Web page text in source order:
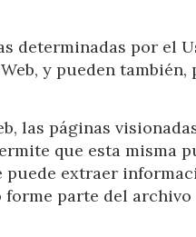
determinadas por el
y pueden también,
las páginas
que esta misma
extraer
parte del